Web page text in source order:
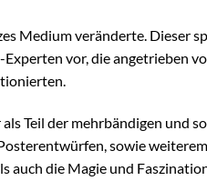
Medium veränderte. Dieser
vor, die angetrieben
Teil der mehrbändigen und
sowie
auch die Magie und